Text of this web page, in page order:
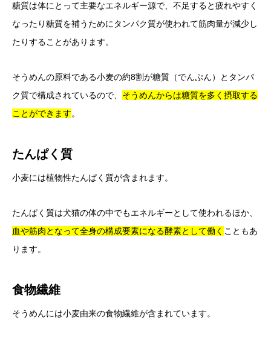
糖質は体にとって主要なエネルギー源で、不足すると疲れやすく
なったり糖質を補うためにタンパク質が使われて筋肉量が減少し
たりすることがあります。
そうめんの原料である小麦の約8割が糖質（でんぷん）とタンパ
ク質で構成されているので、 そうめんからは糖質を多く摂取する
ことができます。
たんぱく質
小麦には植物性たんぱく質が含まれます。
たんぱく質は犬猫の体の中でもエネルギーとして使われるほか、
血や筋肉となって全身の構成要素になる酵素として働く こともあ
ります。
食物繊維
そうめんには小麦由来の食物繊維が含まれています。